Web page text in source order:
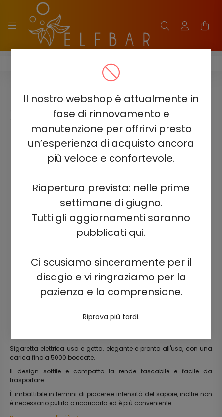
Il nostro webshop è attualmente in
fase di rinnovamento e
manutenzione per offrirvi presto
un’esperienza di acquisto ancora
più veloce e confortevole.
Riapertura prevista: nelle prime
settimane di giugno.
Tutti gli aggiornamenti saranno
pubblicati qui.
Ci scusiamo sinceramente per il
disagio e vi ringraziamo per la
pazienza e la comprensione.
Riprova più tardi.
ELF BAR TE5000
ELF BAR TE5000 - FRAGOLA
BANANA 5% - RICARICABILE
Sigaretta elettrica usa e getta, elegante e pronta all'uso, con una
carica fino a 5000 boccate.
Il design sottile e compatto la rende tascabile e facile da
trasportare.
È imbattibile in termini di piacere e intensità del sapore, inoltre non
è necessario pulirla o ricaricarla ed è più conveniente.